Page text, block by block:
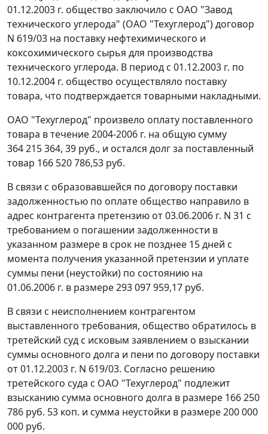
01.12.2003 г. общество заключило с ОАО "Завод
технического углерода" (ОАО "Техуглерод") договор
N 619/03 на поставку нефтехимического и
коксохимического сырья для производства
технического углерода. В период с 01.12.2003 г. по
10.12.2004 г. общество осуществляло поставку
товара, что подтверждается товарными накладными.
ОАО "Техуглерод" произвело оплату поставленного
товара в течение 2004-2006 г. на общую сумму
364 215 364, 39 руб., и остался долг за поставленный
товар 166 520 786,53 руб.
В связи с образовавшейся по договору поставки
задолженностью по оплате общество направило в
адрес контрагента претензию от 03.06.2006 г. N 31 с
требованием о погашении задолженности в
указанном размере в срок не позднее 15 дней с
момента получения указанной претензии и уплате
суммы пени (неустойки) по состоянию на
01.06.2006 г. в размере 293 097 959,17 руб.
В связи с неисполнением контрагентом
выставленного требования, общество обратилось в
третейский суд с исковым заявлением о взыскании
суммы основного долга и пени по договору поставки
от 01.12.2003 г. N 619/03. Согласно решению
третейского суда с ОАО "Техуглерод" подлежит
взысканию сумма основного долга в размере 166 250
786 руб. 53 коп. и сумма неустойки в размере 200 000
000 руб.